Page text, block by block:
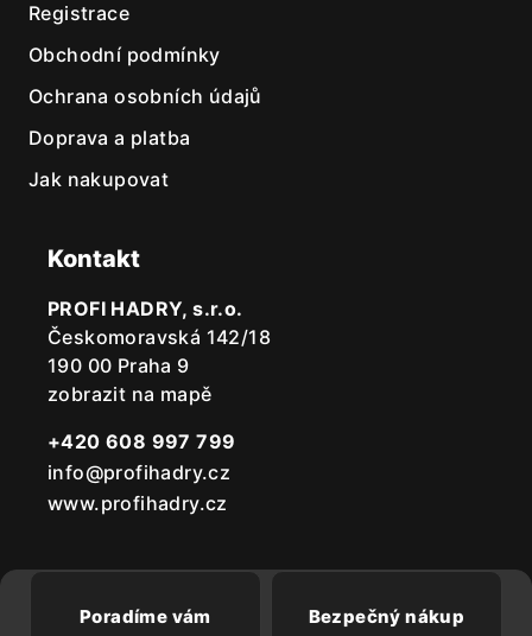
Registrace
Obchodní podmínky
Ochrana osobních údajů
Doprava a platba
Jak nakupovat
Kontakt
PROFI HADRY, s.r.o.
Českomoravská 142/18
190 00 Praha 9
zobrazit na mapě
+420 608 997 799
info@profihadry.cz
www.profihadry.cz
Poradíme vám Bezpečný nákup